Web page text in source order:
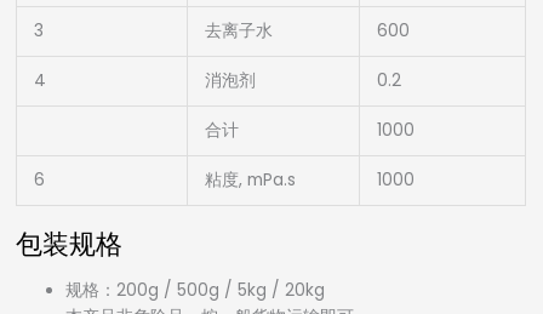
3 去离子水 600
4 消泡剂 0.2
合计 1000
6 粘度, mPa.s 1000
包装规格
规格：200g / 500g / 5kg / 20kg